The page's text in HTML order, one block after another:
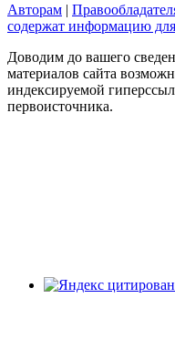
Авторам |
содержат информацию
Доводим до вашего
материалов сайта
индексируемой
первоисточника.